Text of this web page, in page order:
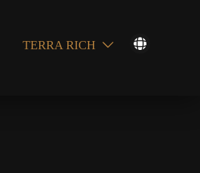
TERRA RICH